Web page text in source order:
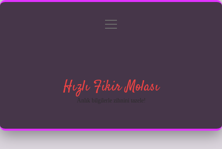
Gizlilik Politikası
menüyü
Hızlı Fikir Molası
Anlık bilgilerle zihnini tazele!